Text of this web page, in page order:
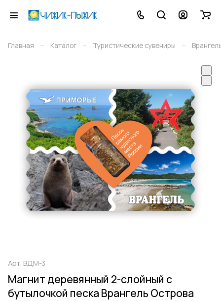
Главная – Каталог – Туристические сувениры –
Арт. ВДМ-3
Магнит деревянный 2-слойный с
бутылочкой песка Врангель Острова